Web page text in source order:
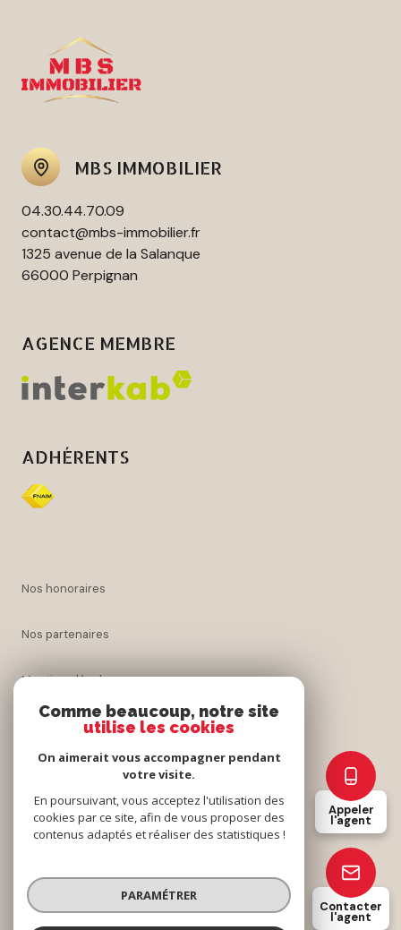
Appeler
l'agent
Contacter
l'agent
MBS IMMOBILIER
04.30.44.70.09
contact@mbs-immobilier.fr
1325 avenue de la Salanque
66000 Perpignan
AGENCE MEMBRE
ADHÉRENTS
nos honoraires
nos partenaires
mentions légales
cookies
© 2026 | Tous droits réservés
Comme beaucoup, notre site
utilise les cookies
On aimerait vous accompagner pendant
votre visite.
En poursuivant, vous acceptez l'utilisation des
cookies par ce site, afin de vous proposer des
contenus adaptés et réaliser des statistiques !
PARAMÉTRER